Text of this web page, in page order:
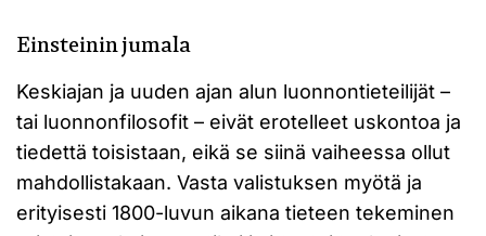
Einsteinin jumala
Keskiajan ja uuden ajan alun luonnontieteilijät –
tai luonnonfilosofit – eivät erotelleet uskontoa ja
tiedettä toisistaan, eikä se siinä vaiheessa ollut
mahdollistakaan. Vasta valistuksen myötä ja
erityisesti 1800-luvun aikana tieteen tekeminen